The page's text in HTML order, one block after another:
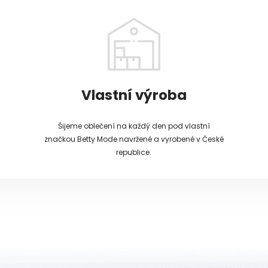
Vlastní výroba
Šijeme oblečení na každý den pod vlastní
značkou Betty Mode navržené a vyrobené v České
republice.